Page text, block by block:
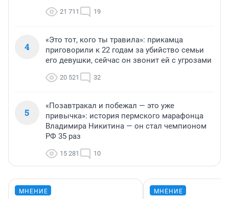
21 711 19
4
«Это тот, кого ты травила»: прикамца
приговорили к 22 годам за убийство семьи
его девушки, сейчас он звонит ей с угрозами
20 521 32
5
«Позавтракал и побежал — это уже
привычка»: история пермского марафонца
Владимира Никитина — он стал чемпионом
РФ 35 раз
15 281 10
МНЕНИЕ МНЕНИЕ